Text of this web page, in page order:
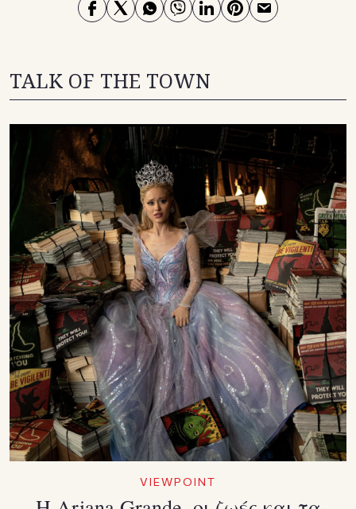
TALK OF THE TOWN
VIEWPOINT